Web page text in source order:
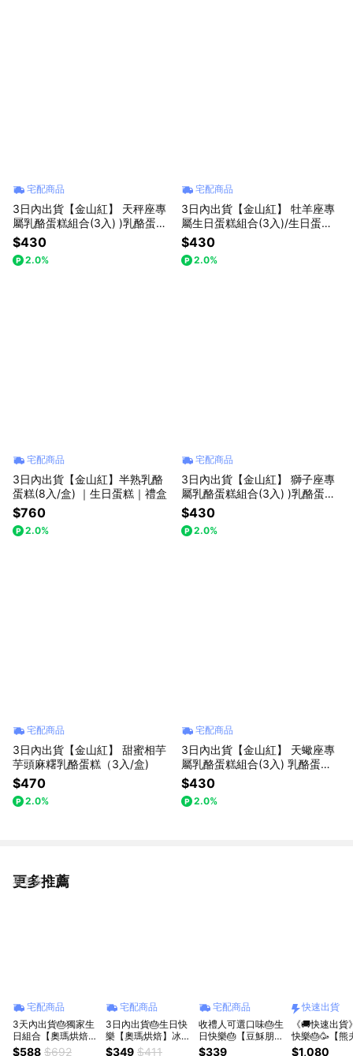
宅配商品
3日內出貨【金山紅】 天秤座專
屬乳酪蛋糕組合(3入) )乳酪蛋糕/
禮盒/星座限定
$430
2.0%
宅配商品
3日內出貨【金山紅】 牡羊座專
屬生日蛋糕組合(3入)/生日蛋糕 /
禮盒/星座限定
$430
2.0%
宅配商品
3日內出貨【金山紅】半熟乳酪
蛋糕(8入/盒) ｜生日蛋糕｜禮盒
$760
2.0%
宅配商品
3日內出貨【金山紅】 獅子座專
屬乳酪蛋糕組合(3入) )乳酪蛋糕/
禮盒/星座限定
$430
2.0%
宅配商品
3日內出貨【金山紅】 甜蜜相芋
芋頭麻糬乳酪蛋糕（3入/盒)
$470
2.0%
宅配商品
3日內出貨【金山紅】 天蠍座專
屬乳酪蛋糕組合(3入) 乳酪蛋糕/
禮盒/星座限定
$430
2.0%
更多推薦
看更多
宅配商品
3天內出貨🎂獨家生
日組合【奧瑪烘焙】
冰心餅乾泡芙4口味
$588 $692
宅配商品
3日內出貨🎂生日快
樂【奧瑪烘焙】冰冰
吃最消暑 極大顆爆
$349 $411
宅配商品
收禮人可選口味🎂生
日快樂🎂【豆穌朋】
招牌綜合泡芙-指定
$339
快速出貨
《🚚快速出貨
快樂🎂🥳【熊
點】茶酒泡芙
$1,080